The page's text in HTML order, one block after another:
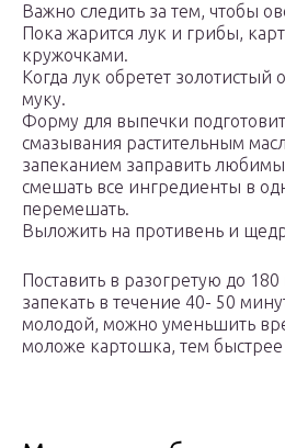
Важно следить за тем, чтобы
Пока жарится лук и грибы,
кружочками.
Когда лук обретет золотистый
муку.
Форму для выпечки
смазывания растительным
запеканием заправить
смешать все ингредиенты в
перемешать.
Выложить на противень и
Поставить в разогретую до 180
запекать в течение 40- 50
молодой, можно уменьшить
моложе картошка, тем быстрее